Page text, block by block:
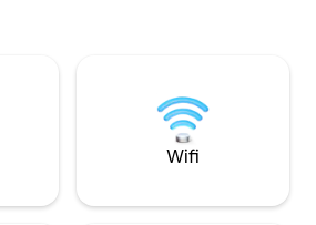
et des
quelques
Wifi